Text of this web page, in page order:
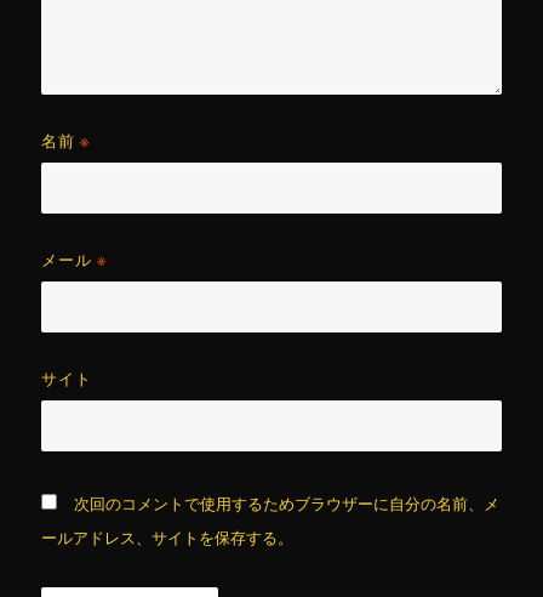
名前※
メール※
サイト
次回のコメントで使用するためブラウザーに自分の名前、メ
ールアドレス、サイトを保存する。